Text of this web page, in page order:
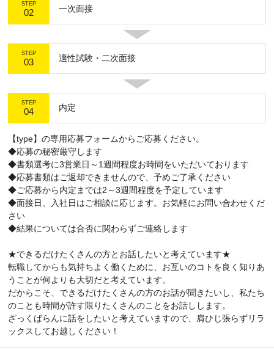
STEP
02 一次面接
STEP
03 適性試験・二次面接
STEP
04 内定
【type】の専用応募フォームからご応募ください。
◆応募の秘密厳守します
◆書類選考に3営業日～1週間程度お時間をいただいております
◆応募書類はご返却できませんので、予めご了承ください
◆ご応募から内定までは2～3週間程度を予定しています
◆面接日、入社日はご相談に応じます。お気軽にお問い合わせくだ
さい
◆結果については合否に関わらずご連絡します
★できるだけたくさんの方とお話したいと考えています★
転職してからも気持ちよく働くために、お互いのコトを良く知りあ
うことが何よりも大切だと考えています。
だからこそ、できるだけたくさんの方のお話が聞きたいし、私たち
のことも時間が許す限りたくさんのことをお話しします。
ざっくばらんに話をしたいと考えていますので、肩ひじ張らずリラ
ックスしてお越しください！